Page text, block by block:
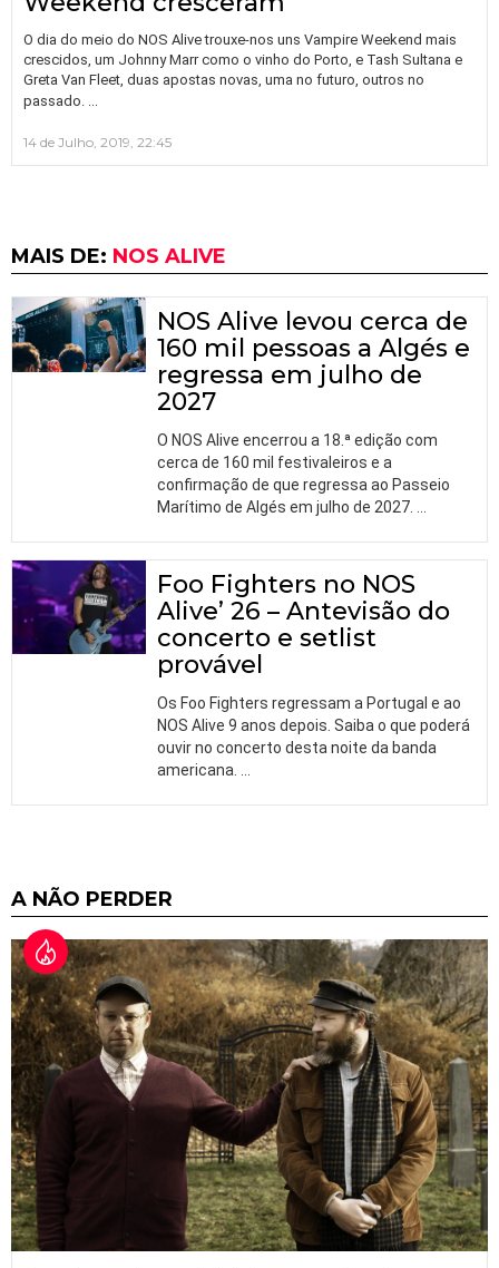
O dia do meio do NOS Alive trouxe-nos uns Vampire Weekend mais
crescidos, um Johnny Marr como o vinho do Porto, e Tash Sultana e
Greta Van Fleet, duas apostas novas, uma no futuro, outros no
passado.
14 de Julho, 2019, 22:45
MAIS DE: NOS ALIVE
NOS Alive levou cerca de
160 mil pessoas a Algés e
regressa em julho de
2027
O NOS Alive encerrou a 18.ª edição com
cerca de 160 mil festivaleiros e a
confirmação de que regressa ao Passeio
Marítimo de Algés em julho de 2027.
Foo Fighters no NOS
Alive’ 26 – Antevisão do
concerto e setlist
provável
Os Foo Fighters regressam a Portugal e ao
NOS Alive 9 anos depois. Saiba o que poderá
ouvir no concerto desta noite da banda
americana.
A NÃO PERDER